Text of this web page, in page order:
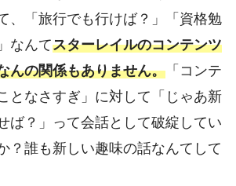
、「旅行でも行けば？」「資格勉
なんてスターレイルのコンテンツ
んの関係もありません。 「コンテ
となさすぎ」に対して「じゃあ新
ば？」って会話として破綻してい
？誰も新しい趣味の話なんてして